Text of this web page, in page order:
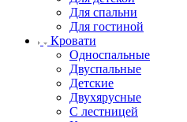
Для спальни
Для гостиной
Кровати
Односпальные
Двуспальные
Детские
Двухярусные
С лестницей